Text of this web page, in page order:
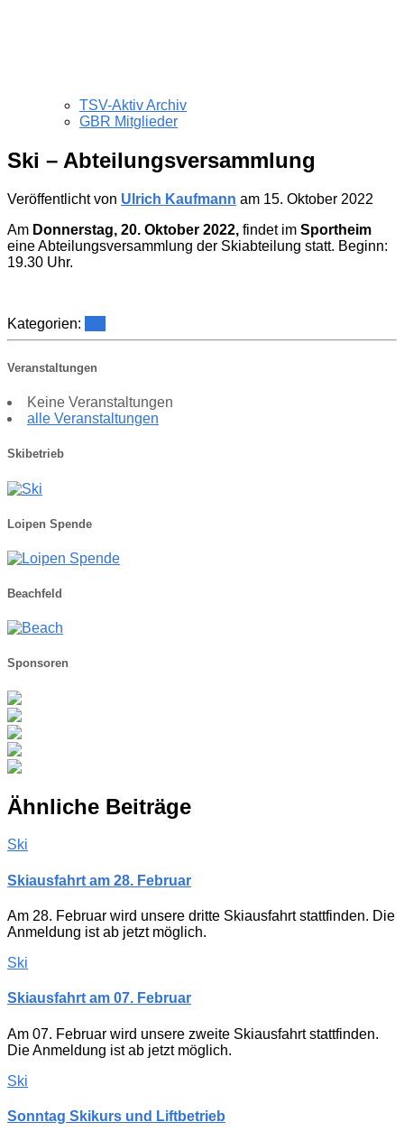
TSV-Aktiv Archiv
GBR Mitglieder
Ski – Abteilungsversammlung
Veröffentlicht von Ulrich Kaufmann am 15. Oktober 2022
Am Donnerstag, 20. Oktober 2022, findet im Sportheim
eine Abteilungsversammlung der Skiabteilung statt. Beginn:
19.30 Uhr.
Kategorien:
Veranstaltungen
Keine Veranstaltungen
alle Veranstaltungen
Skibetrieb
Loipen Spende
Beachfeld
Sponsoren
Ähnliche Beiträge
Ski
Skiausfahrt am 28. Februar
Am 28. Februar wird unsere dritte Skiausfahrt stattfinden. Die
Anmeldung ist ab jetzt möglich.
Ski
Skiausfahrt am 07. Februar
Am 07. Februar wird unsere zweite Skiausfahrt stattfinden.
Die Anmeldung ist ab jetzt möglich.
Ski
Sonntag Skikurs und Liftbetrieb